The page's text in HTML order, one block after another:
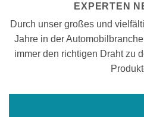
EXPERTEN
Durch unser großes und
Jahre in der
immer den richtigen Draht zu